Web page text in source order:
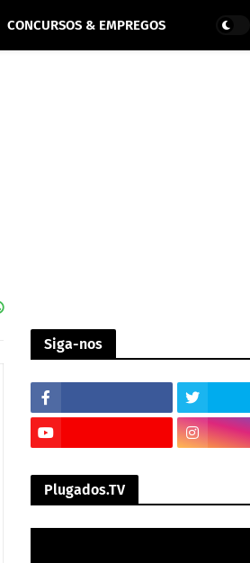
CONCURSOS & EMPREGOS
Siga-nos
Plugados.TV